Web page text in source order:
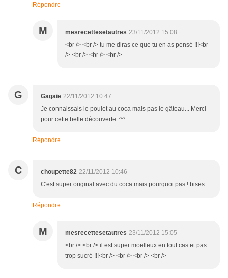
Répondre
M mesrecettesetautres 23/11/2012 15:08
<br /> <br /> tu me diras ce que tu en as pensé !!!<br
/> <br /> <br /> <br />
G Gagaie 22/11/2012 10:47
Je connaissais le poulet au coca mais pas le gâteau... Merci
pour cette belle découverte. ^^
Répondre
C choupette82 22/11/2012 10:46
C'est super original avec du coca mais pourquoi pas ! bises
Répondre
M mesrecettesetautres 23/11/2012 15:05
<br /> <br /> il est super moelleux en tout cas et pas
trop sucré !!!<br /> <br /> <br /> <br />